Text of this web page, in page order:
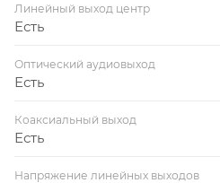
Линейный выход центр
Есть
Оптический аудиовыход
Есть
Коаксиальный выход
Есть
Напряжение линейных выходов